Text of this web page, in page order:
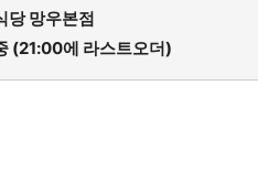
당 망우본점
(21:00에 라스트오더)